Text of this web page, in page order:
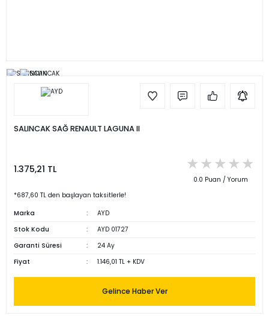
SALINCAK SAĞ RENAULT LAGUNA II
1.375,21 TL
0.0 Puan / Yorum
*687,60 TL den başlayan taksitlerle!
Marka
AYD
Stok Kodu
AYD 01727
Garanti Süresi
24 Ay
Fiyat
1.146,01 TL + KDV
Gelince Haber Ver